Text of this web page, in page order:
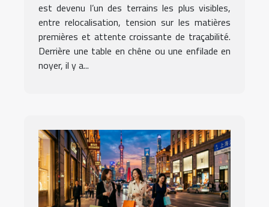
est devenu l’un des terrains les plus visibles,
entre relocalisation, tension sur les matières
premières et attente croissante de traçabilité.
Derrière une table en chêne ou une enfilade en
noyer, il y a...